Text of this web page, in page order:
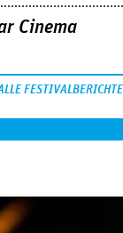
Cinema
FESTIVALBERICHTE